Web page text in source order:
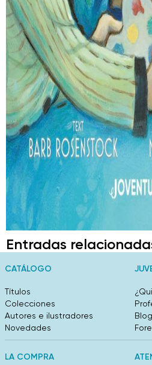
Entradas
CATÁLOGO
Títulos
Colecciones
Autores e ilustradores
Novedades
Blog
LA COMPRA